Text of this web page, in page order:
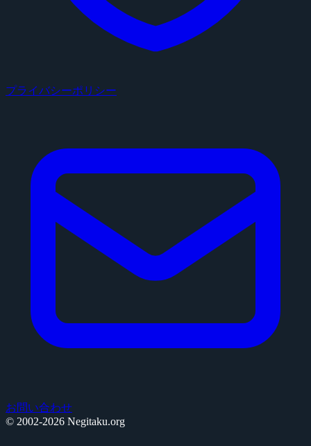
プライバシーポリシー
お問い合わせ
© 2002-2026 Negitaku.org